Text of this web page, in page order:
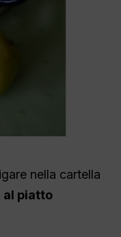
nella cartella
al piatto